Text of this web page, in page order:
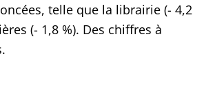
telle que la librairie (- 4,2
(- 1,8 %). Des chiffres à